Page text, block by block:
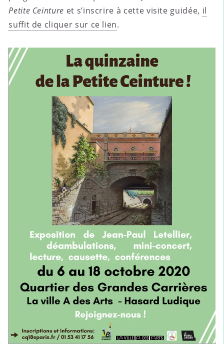
Petite Ceinture et s’inscrire à cette visite guidée, il
suffit de cliquer sur ce lien.